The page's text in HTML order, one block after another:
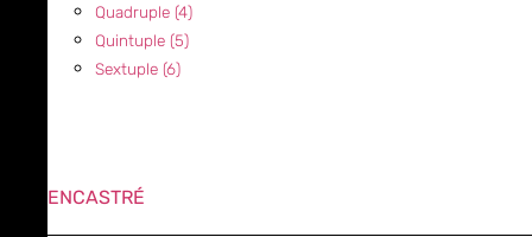
Quadruple (4)
Quintuple (5)
Sextuple (6)
ENCASTRÉ